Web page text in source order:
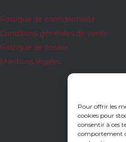
Pour offrir les
cookies pour
consentir à ces
comportement
Politique de confidentialité
Conditions générales de vente
Politique de cookie
Mentions légales